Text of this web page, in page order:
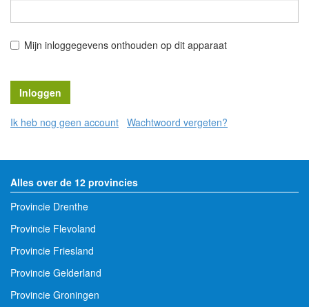
Mijn inloggegevens onthouden op dit apparaat
Ik heb nog geen account Wachtwoord vergeten?
Alles over de 12 provincies
Provincie Drenthe
Provincie Flevoland
Provincie Friesland
Provincie Gelderland
Provincie Groningen